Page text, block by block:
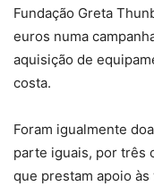
Fundação Greta
euros numa
aquisição de
costa.
Foram igualmente
parte iguais, por três
que prestam apoio